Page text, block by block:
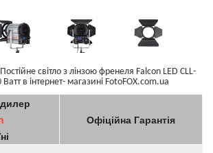
світло з лінзою френеля Falcon LED CLL-
в інтернет- магазині FotoFOX.com.ua
Офіційна Гарантія